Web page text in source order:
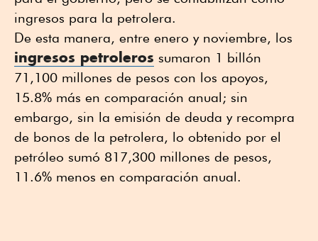
ingresos para la petrolera.
De esta manera, entre enero y noviembre, los
ingresos petroleros sumaron 1 billón
71,100 millones de pesos con los apoyos,
15.8% más en comparación anual; sin
embargo, sin la emisión de deuda y recompra
de bonos de la petrolera, lo obtenido por el
petróleo sumó 817,300 millones de pesos,
11.6% menos en comparación anual.